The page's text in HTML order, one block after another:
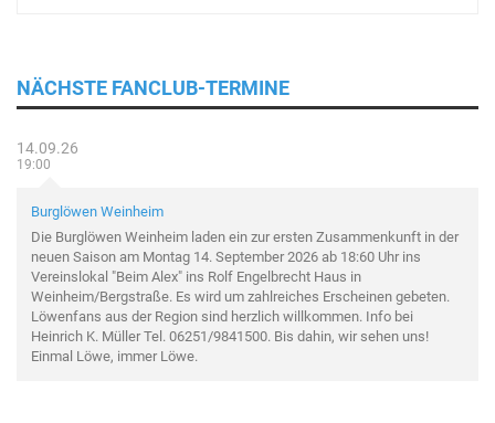
NÄCHSTE FANCLUB-TERMINE
14.09.26
19:00
Burglöwen Weinheim
Die Burglöwen Weinheim laden ein zur ersten Zusammenkunft in der
neuen Saison am Montag 14. September 2026 ab 18:60 Uhr ins
Vereinslokal "Beim Alex" ins Rolf Engelbrecht Haus in
Weinheim/Bergstraße. Es wird um zahlreiches Erscheinen gebeten.
Löwenfans aus der Region sind herzlich willkommen. Info bei
Heinrich K. Müller Tel. 06251/9841500. Bis dahin, wir sehen uns!
Einmal Löwe, immer Löwe.